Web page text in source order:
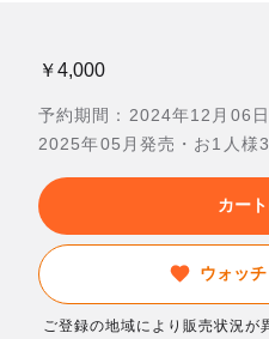
￥4,000
予約期間：2024年12月06
2025年05月発売・お1人様
カー
ウォッ
ご登録の地域により販売状況が